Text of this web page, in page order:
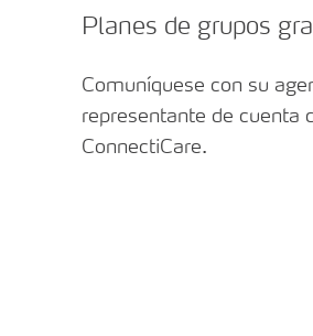
Planes de grupos
Comuníquese con su
representante de cuenta
ConnectiCare.